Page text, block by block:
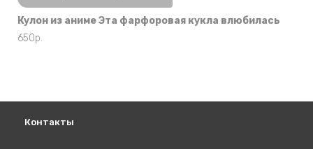
Кулон из аниме Эта фарфоровая кукла влюбилась
650р.
Контакты